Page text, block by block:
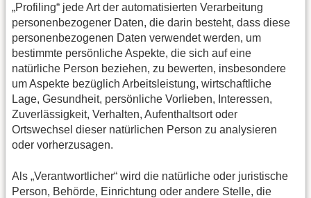
„Profiling“ jede Art der automatisierten Verarbeitung
personenbezogener Daten, die darin besteht, dass diese
personenbezogenen Daten verwendet werden, um
bestimmte persönliche Aspekte, die sich auf eine
natürliche Person beziehen, zu bewerten, insbesondere
um Aspekte bezüglich Arbeitsleistung, wirtschaftliche
Lage, Gesundheit, persönliche Vorlieben, Interessen,
Zuverlässigkeit, Verhalten, Aufenthaltsort oder
Ortswechsel dieser natürlichen Person zu analysieren
oder vorherzusagen.
Als „Verantwortlicher“ wird die natürliche oder juristische
Person, Behörde, Einrichtung oder andere Stelle, die